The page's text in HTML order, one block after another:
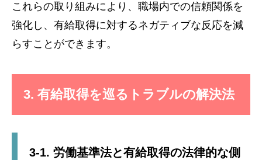
これらの取り組みにより、職場内での信頼関係を
強化し、有給取得に対するネガティブな反応を減
らすことができます。
3. 有給取得を巡るトラブルの解決法
3-1. 労働基準法と有給取得の法律的な側